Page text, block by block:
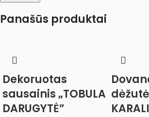
Panašūs produktai
Dekoruotas
sausainis „TOBULA
DARUGYTĖ”